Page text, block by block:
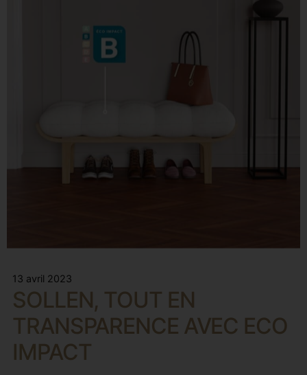
13 avril 2023
SOLLEN, TOUT EN
TRANSPARENCE AVEC ECO
IMPACT